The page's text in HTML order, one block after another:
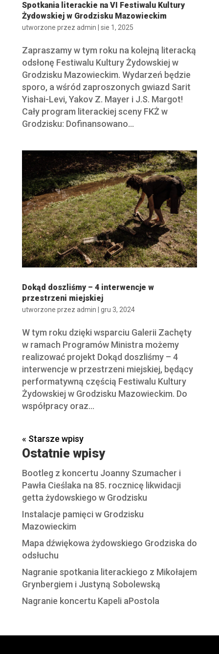
Spotkania literackie na VI Festiwalu Kultury
Żydowskiej w Grodzisku Mazowieckim
utworzone przez admin sie 1, 2025
Zapraszamy w tym roku na kolejną literacką
odsłonę Festiwalu Kultury Żydowskiej w
Grodzisku Mazowieckim. Wydarzeń będzie
sporo, a wśród zaproszonych gwiazd Sarit
Yishai-Levi, Yakov Z. Mayer i J.S. Margot!
Cały program literackiej sceny FKŻ w
Grodzisku: Dofinansowano...
Dokąd doszliśmy – 4 interwencje w
przestrzeni miejskiej
utworzone przez admin gru 3, 2024
W tym roku dzięki wsparciu Galerii Zachęty
w ramach Programów Ministra możemy
realizować projekt Dokąd doszliśmy – 4
interwencje w przestrzeni miejskiej, będący
performatywną częścią Festiwalu Kultury
Żydowskiej w Grodzisku Mazowieckim. Do
współpracy oraz...
« Starsze wpisy
Ostatnie wpisy
Bootleg z koncertu Joanny Szumacher i
Pawła Cieślaka na 85. rocznicę likwidacji
getta żydowskiego w Grodzisku
Instalacje pamięci w Grodzisku
Mazowieckim
Mapa dźwiękowa żydowskiego Grodziska do
odsłuchu
Nagranie spotkania literackiego z Mikołajem
Grynbergiem i Justyną Sobolewską
Nagranie koncertu Kapeli aPostola